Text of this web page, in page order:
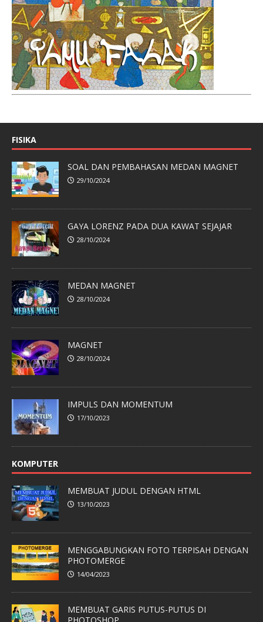
FISIKA
SOAL DAN PEMBAHASAN MEDAN MAGNET
29/10/2024
GAYA LORENZ PADA DUA KAWAT SEJAJAR
28/10/2024
MEDAN MAGNET
28/10/2024
MAGNET
28/10/2024
IMPULS DAN MOMENTUM
17/10/2023
KOMPUTER
MEMBUAT JUDUL DENGAN HTML
13/10/2023
MENGGABUNGKAN FOTO TERPISAH DENGAN
PHOTOMERGE
14/04/2023
MEMBUAT GARIS PUTUS-PUTUS DI